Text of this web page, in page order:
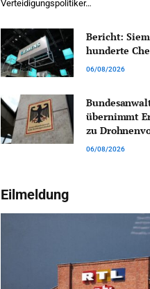
Verteidigungspolitiker…
Bericht:
hunderte
06/08/2026
übernimmt
zu
06/08/2026
Eilmeldung